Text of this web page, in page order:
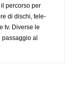
percorso per
di dischi, tele-
tv. Diverse le
al